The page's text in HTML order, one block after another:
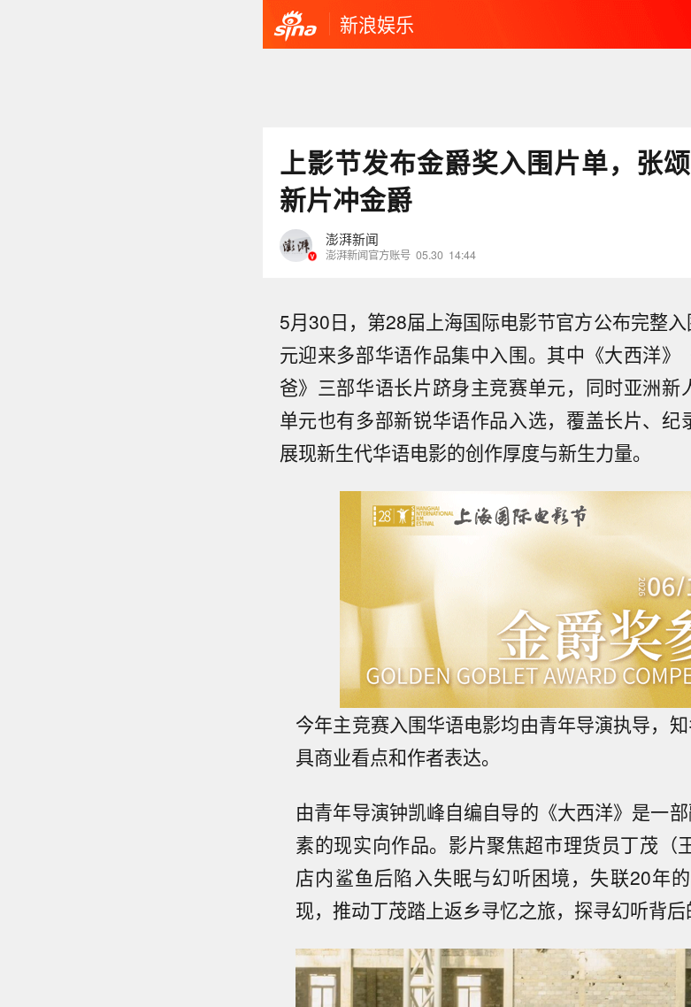
新浪娱乐
上影节发布金爵奖入围片单，张
新片冲金爵
澎湃新闻
澎湃新闻官方账号 05.30 14:44
5月30日，第28届上海国际电影节官方公布完整
元迎来多部华语作品集中入围。其中《大西洋》
爸》三部华语长片跻身主竞赛单元，同时亚洲新
单元也有多部新锐华语作品入选，覆盖长片、纪
展现新生代华语电影的创作厚度与新生力量。
今年主竞赛入围华语电影均由青年导演执导，
具商业看点和作者表达。
由青年导演钟凯峰自编自导的《大西洋》是一
素的现实向作品。影片聚焦超市理货员丁茂（
店内鲨鱼后陷入失眠与幻听困境，失联20年
现，推动丁茂踏上返乡寻忆之旅，探寻幻听背后